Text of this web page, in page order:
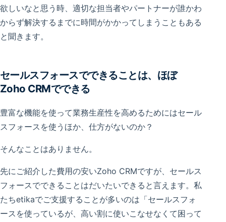
欲しいなと思う時、適切な担当者やパートナーが誰かわ
からず解決するまでに時間がかかってしまうこともある
と聞きます。
セールスフォースでできることは、ほぼ
Zoho CRMでできる
豊富な機能を使って業務生産性を高めるためにはセール
スフォースを使うほか、仕方がないのか？
そんなことはありません。
先にご紹介した費用の安いZoho CRMですが、セールス
フォースでできることはだいたいできると言えます。私
たちetikaでご支援することが多いのは「セールスフォ
ースを使っているが、高い割に使いこなせなくて困って